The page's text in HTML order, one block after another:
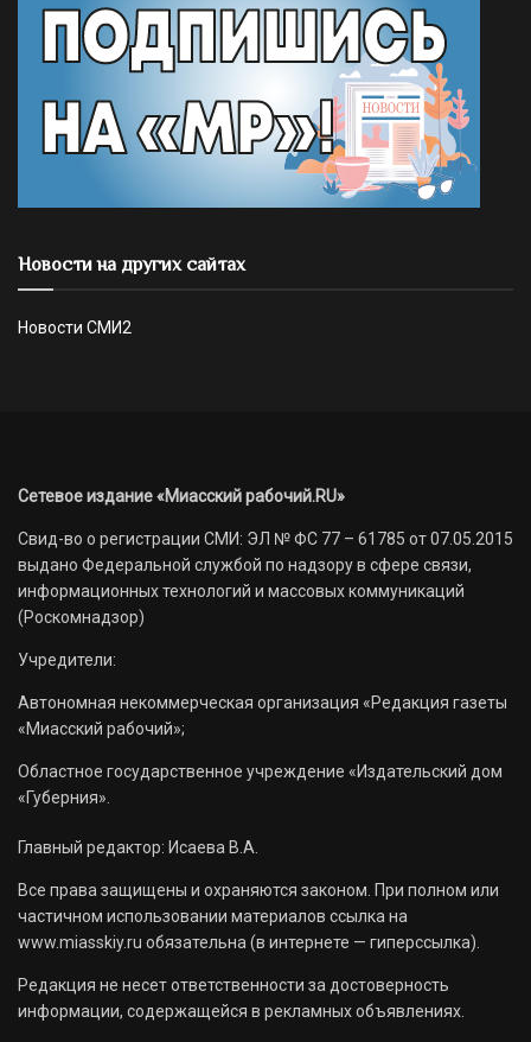
Новости на других сайтах
Новости СМИ2
Сетевое издание «Миасский рабочий.RU»
Свид-во о регистрации СМИ: ЭЛ № ФС 77 – 61785 от 07.05.2015
выдано Федеральной службой по надзору в сфере связи,
информационных технологий и массовых коммуникаций
(Роскомнадзор)
Учредители:
Автономная некоммерческая организация «Редакция газеты
«Миасский рабочий»;
Областное государственное учреждение «Издательский дом
«Губерния».
Главный редактор: Исаева В.А.
Все права защищены и охраняются законом. При полном или
частичном использовании материалов ссылка на
www.miasskiy.ru обязательна (в интернете — гиперссылка).
Редакция не несет ответственности за достоверность
информации, содержащейся в рекламных объявлениях.